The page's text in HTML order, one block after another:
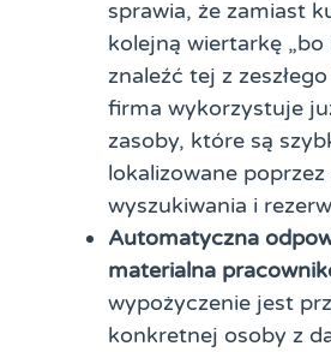
sprawia, że zamiast
kolejną wiertarkę „bo
znaleźć tej z
firma wykorzystuje
zasoby, które są
lokalizowane
wyszukiwania i
Automatyczna
materialna
wypożyczenie jest
konkretnej osoby z